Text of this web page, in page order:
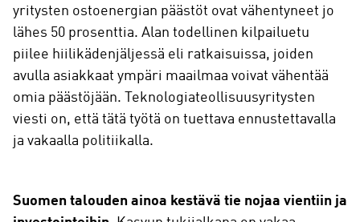
yritysten ostoenergian päästöt ovat vähentyneet jo
lähes 50 prosenttia. Alan todellinen kilpailuetu
piilee hiilikädenjäljessä eli ratkaisuissa, joiden
avulla asiakkaat ympäri maailmaa voivat vähentää
omia päästöjään. Teknologiateollisuusyritysten
viesti on, että tätä työtä on tuettava ennustettavalla
ja vakaalla politiikalla.
Suomen talouden ainoa kestävä tie nojaa vientiin ja